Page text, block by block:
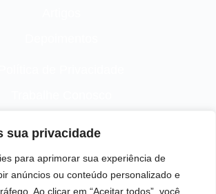
sua privacidade
para aprimorar sua experiência de
anúncios ou conteúdo personalizado e
Ao clicar em “Aceitar todos”, você